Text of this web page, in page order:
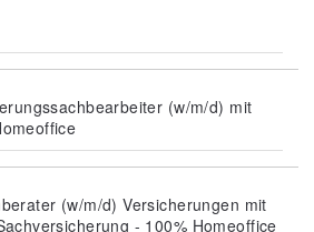
(w/m/d) mit
(w/m/d) Versicherungen mit
- 100% Homeoffice